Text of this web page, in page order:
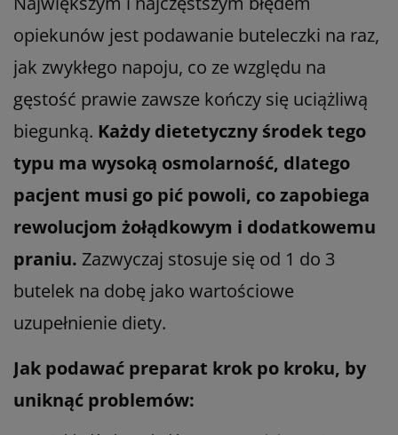
opiekunów jest podawanie buteleczki na raz,
jak zwykłego napoju, co ze względu na
gęstość prawie zawsze kończy się uciążliwą
biegunką. Każdy dietetyczny środek tego
typu ma wysoką osmolarność, dlatego
pacjent musi go pić powoli, co zapobiega
rewolucjom żołądkowym i dodatkowemu
praniu. Zazwyczaj stosuje się od 1 do 3
butelek na dobę jako wartościowe
uzupełnienie diety.
Jak podawać preparat krok po kroku, by
uniknąć problemów: